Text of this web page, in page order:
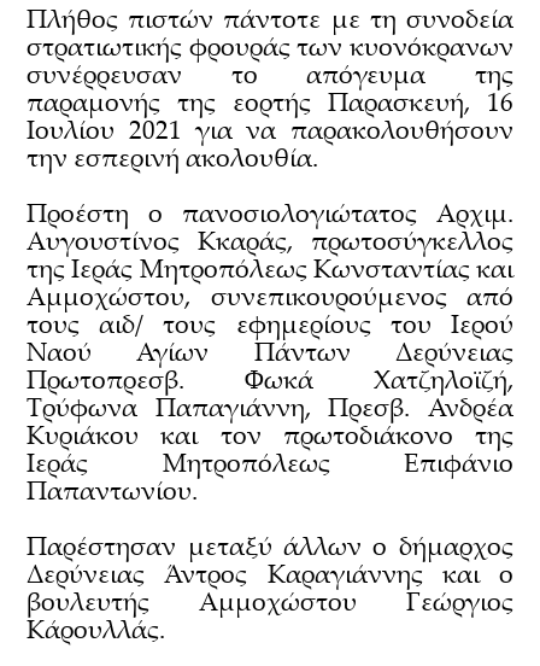
Πλήθος πιστών πάντοτε με τη συνοδεία
στρατιωτικής φρουράς των κυονόκρανων
συνέρρευσαν το απόγευμα της
παραμονής της εορτής Παρασκευή, 16
Ιουλίου 2021 για να παρακολουθήσουν
την εσπερινή ακολουθία.
Προέστη ο πανοσιολογιώτατος Αρχιμ.
Αυγουστίνος Κκαράς, πρωτοσύγκελλος
της Ιεράς Μητροπόλεως Κωνσταντίας και
Αμμοχώστου, συνεπικουρούμενος από
τους αιδ/ τους εφημερίους του Ιερού
Ναού Αγίων Πάντων Δερύνειας
Πρωτοπρεσβ. Φωκά Χατζηλοϊζή,
Τρύφωνα Παπαγιάννη, Πρεσβ. Ανδρέα
Κυριάκου και τον πρωτοδιάκονο της
Ιεράς Μητροπόλεως Επιφάνιο
Παπαντωνίου.
Παρέστησαν μεταξύ άλλων ο δήμαρχος
Δερύνειας Άντρος Καραγιάννης και ο
βουλευτής Αμμοχώστου Γεώργιος
Κάρουλλάς.